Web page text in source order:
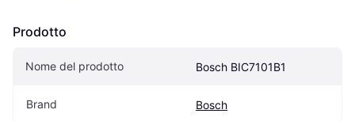
Prodotto
Nome del prodotto Bosch BIC7101B1
Brand Bosch